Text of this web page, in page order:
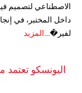
الاصطناعي لتصميم
داخل المختبر، في
لفير�...
المزيد
اليونسكو